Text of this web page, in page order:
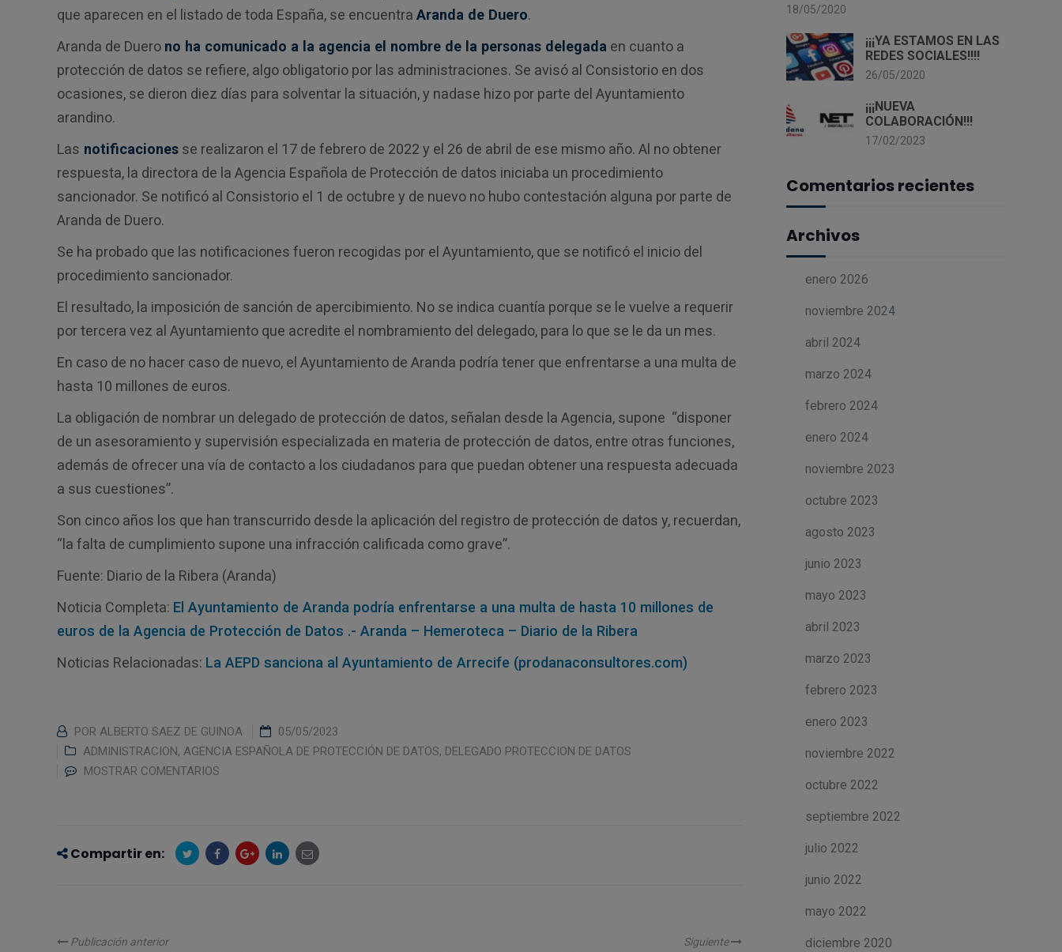
que aparecen en el listado de toda España, se encuentra Aranda de Duero.
Aranda de Duero no ha comunicado a la agencia el nombre de la personas delegada en cuanto a
protección de datos se refiere, algo obligatorio por las administraciones. Se avisó al Consistorio en dos
ocasiones, se dieron diez días para solventar la situación, y nadase hizo por parte del Ayuntamiento
arandino.
Las notificaciones se realizaron el 17 de febrero de 2022 y el 26 de abril de ese mismo año. Al no obtener
respuesta, la directora de la Agencia Española de Protección de datos iniciaba un procedimiento
sancionador. Se notificó al Consistorio el 1 de octubre y de nuevo no hubo contestación alguna por parte de
Aranda de Duero.
Se ha probado que las notificaciones fueron recogidas por el Ayuntamiento, que se notificó el inicio del
procedimiento sancionador.
El resultado, la imposición de sanción de apercibimiento. No se indica cuantía porque se le vuelve a requerir
por tercera vez al Ayuntamiento que acredite el nombramiento del delegado, para lo que se le da un mes.
En caso de no hacer caso de nuevo, el Ayuntamiento de Aranda podría tener que enfrentarse a una multa de
hasta 10 millones de euros.
La obligación de nombrar un delegado de protección de datos, señalan desde la Agencia, supone “disponer
de un asesoramiento y supervisión especializada en materia de protección de datos, entre otras funciones,
además de ofrecer una vía de contacto a los ciudadanos para que puedan obtener una respuesta adecuada
a sus cuestiones”.
Son cinco años los que han transcurrido desde la aplicación del registro de protección de datos y, recuerdan,
“la falta de cumplimiento supone una infracción calificada como grave”.
Fuente: Diario de la Ribera (Aranda)
Noticia Completa: El Ayuntamiento de Aranda podría enfrentarse a una multa de hasta 10 millones de
euros de la Agencia de Protección de Datos .- Aranda – Hemeroteca – Diario de la Ribera
Noticias Relacionadas: La AEPD sanciona al Ayuntamiento de Arrecife (prodanaconsultores.com)
POR ALBERTO SAEZ DE GUINOA
05/05/2023
ADMINISTRACION, AGENCIA ESPAÑOLA DE PROTECCIÓN DE DATOS, DELEGADO PROTECCION DE DATOS
MOSTRAR COMENTARIOS
Compartir en:
Publicación anterior Siguiente
18/05/2020
¡¡¡YA ESTAMOS EN LAS
REDES SOCIALES!!!!
26/05/2020
¡¡¡NUEVA
COLABORACIÓN!!!
17/02/2023
Comentarios recientes
Archivos
enero 2026
noviembre 2024
abril 2024
marzo 2024
febrero 2024
enero 2024
noviembre 2023
octubre 2023
agosto 2023
junio 2023
mayo 2023
abril 2023
marzo 2023
febrero 2023
enero 2023
noviembre 2022
octubre 2022
septiembre 2022
julio 2022
junio 2022
mayo 2022
diciembre 2020